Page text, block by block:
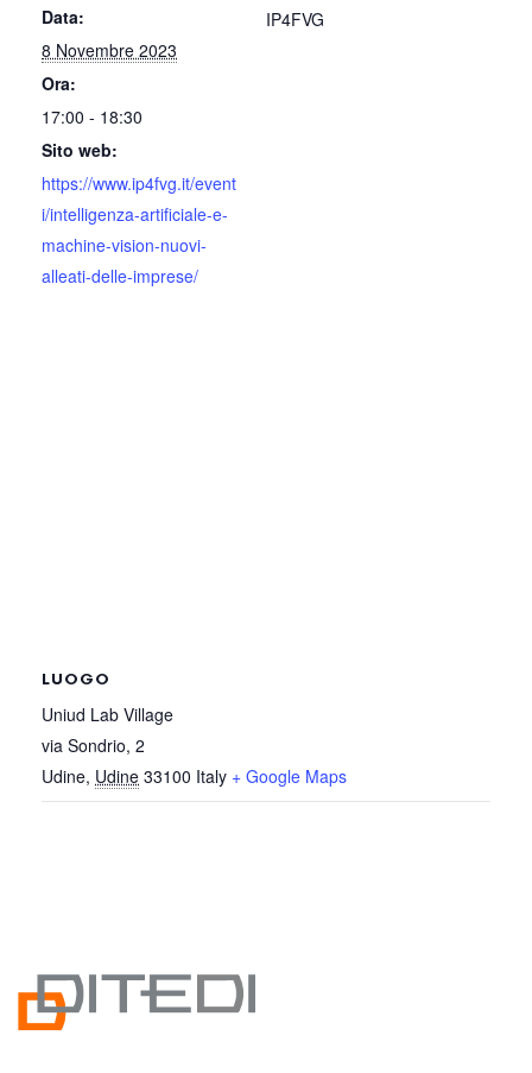
Data:
8 Novembre 2023
Ora:
17:00 - 18:30
Sito web:
https://www.ip4fvg.it/event
i/intelligenza-artificiale-e-
machine-vision-nuovi-
alleati-delle-imprese/
IP4FVG
LUOGO
Uniud Lab Village
via Sondrio, 2
Udine, Udine 33100 Italy + Google Maps